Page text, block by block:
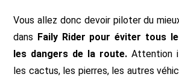
Vous allez donc devoir piloter du
dans Faily Rider pour éviter tous
les dangers de la route. Attention
les cactus, les pierres, les autres